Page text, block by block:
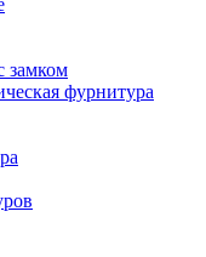
замком
фурнитура